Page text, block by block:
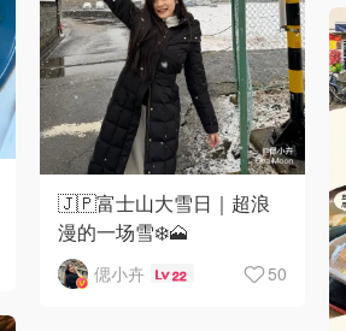
🇯🇵富士山大雪日｜超浪
漫的一场雪❄️🗻
偲小卉 22 50